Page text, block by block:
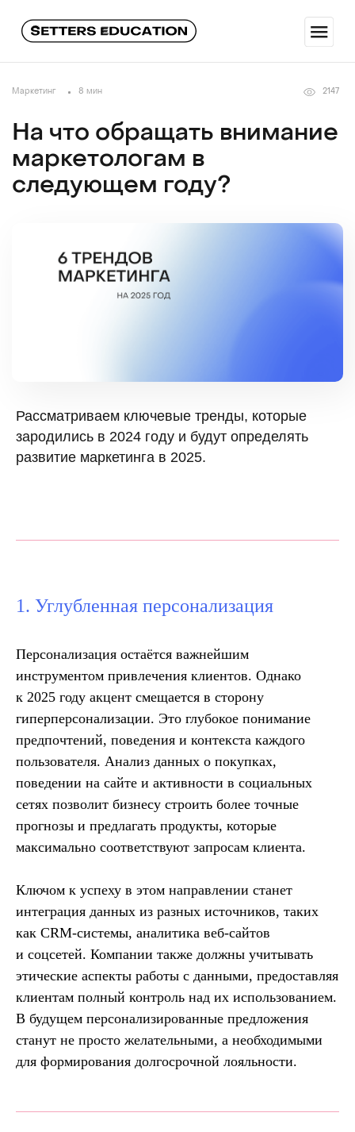
Маркетинг 8 мин 2147
На что обращать внимание
маркетологам в
следующем году?
Рассматриваем ключевые тренды, которые
зародились в 2024 году и будут определять
развитие маркетинга в 2025.
1. Углубленная персонализация
Персонализация остаётся важнейшим
инструментом привлечения клиентов. Однако
к 2025 году акцент смещается в сторону
гиперперсонализации. Это глубокое понимание
предпочтений, поведения и контекста каждого
пользователя. Анализ данных о покупках,
поведении на сайте и активности в социальных
сетях позволит бизнесу строить более точные
прогнозы и предлагать продукты, которые
максимально соответствуют запросам клиента.
Ключом к успеху в этом направлении станет
интеграция данных из разных источников, таких
как CRM-системы, аналитика веб-сайтов
и соцсетей. Компании также должны учитывать
этические аспекты работы с данными, предоставляя
клиентам полный контроль над их использованием.
В будущем персонализированные предложения
станут не просто желательными, а необходимыми
для формирования долгосрочной лояльности.